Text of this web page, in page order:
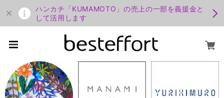
ハンカチ「KUMAMOTO」の売上の一部を義援金と
して活用します